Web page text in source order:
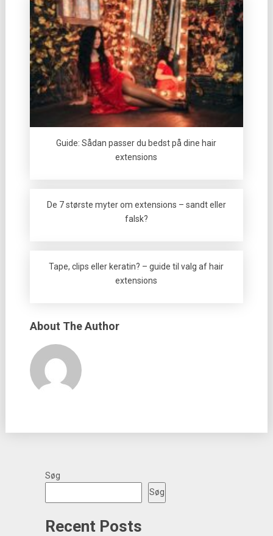
Guide: Sådan passer du bedst på dine hair
extensions
De 7 største myter om extensions – sandt eller
falsk?
Tape, clips eller keratin? – guide til valg af hair
extensions
About The Author
Søg
Søg
Recent Posts